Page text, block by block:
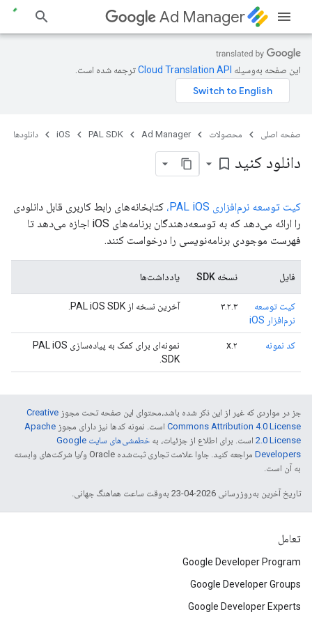
Ad Manager
این صفحه به‌وسیله ترجمه شده است.
صفحه اصلی محصولات Ad Manager
PAL SDK
iOS دانلودها
دانلود کنید bookmark_border
کیت توسعه نرم‌افزاری PAL iOS،
کتابخانه‌های رابط کاربری قابل دانلودی
را ارائه می‌دهد که به توسعه‌دهندگان برنامه‌های iOS اجازه می‌دهد تا
فهرست موجودی برنامه‌نویسی را درخواست کنند.
فایل نسخه SDK یادداشت‌ها
کیت توسعه
نرم‌افزار iOS
۳.۲.۳ آخرین نسخه از PAL iOS SDK.
کد نمونه ۲.x
نمونه‌ای برای کمک به پیاده‌سازی PAL iOS
SDK.
جز در مواردی که غیر از این ذکر شده باشد،‌محتوای این صفحه تحت مجوز Creative
Commons Attribution 4.0 License است. نمونه کدها نیز دارای مجوز Apache
2.0 License است. برای اطلاع از جزئیات، به
خطمشی‌های سایت Google
Developers‏
مراجعه کنید. جاوا علامت تجاری ثبت‌شده Oracle و/یا شرکت‌های وابسته
به آن است.
تاریخ آخرین به‌روزرسانی 2026-04-23 به‌وقت ساعت هماهنگ جهانی.
تعامل
Google Developer Program
Google Developer Groups
Google Developer Experts